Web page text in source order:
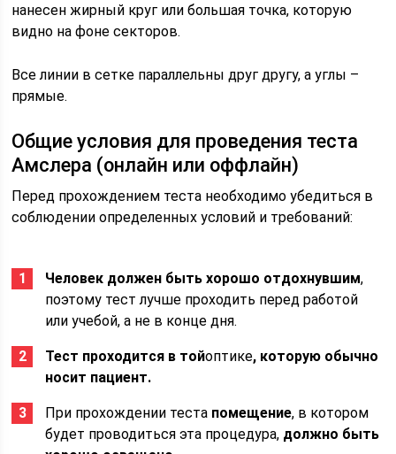
нанесен жирный круг или большая точка, которую
видно на фоне секторов.
Все линии в сетке параллельны друг другу, а углы –
прямые.
Общие условия для проведения теста
Амслера (онлайн или оффлайн)
Перед прохождением теста необходимо убедиться в
соблюдении определенных условий и требований:
Человек должен быть хорошо отдохнувшим,
поэтому тест лучше проходить перед работой
или учебой, а не в конце дня.
Тест проходится в тойоптике, которую обычно
носит пациент.
При прохождении теста помещение, в котором
будет проводиться эта процедура, должно быть